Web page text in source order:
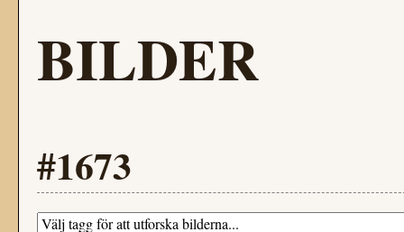
BILDER
#1673